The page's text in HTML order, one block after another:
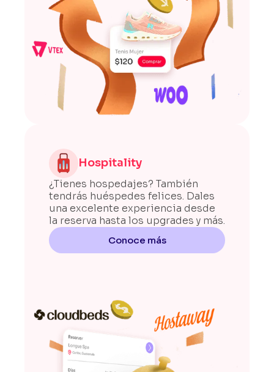
Hospitality
¿Tienes hospedajes? También
tendrás huéspedes felices. Dales
una excelente experiencia desde
la reserva hasta los upgrades y más.
Conoce más